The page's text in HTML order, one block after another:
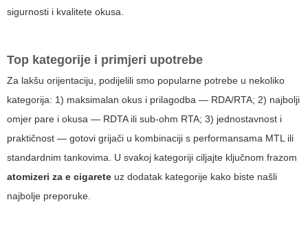
sigurnosti i kvalitete okusa.
Top kategorije i primjeri upotrebe
Za lakšu orijentaciju, podijelili smo popularne potrebe u nekoliko
kategorija: 1) maksimalan okus i prilagodba — RDA/RTA; 2) najbolji
omjer pare i okusa — RDTA ili sub-ohm RTA; 3) jednostavnost i
praktičnost — gotovi grijači u kombinaciji s performansama MTL ili
standardnim tankovima. U svakoj kategoriji ciljajte ključnom frazom
atomizeri za e cigarete uz dodatak kategorije kako biste našli
najbolje preporuke.